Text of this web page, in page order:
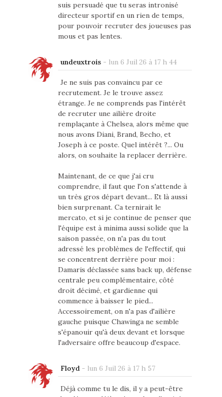
suis persuadé que tu seras intronisé
directeur sportif en un rien de temps,
pour pouvoir recruter des joueuses pas
mous et pas lentes.
undeuxtrois- lun 6 Juil 26 à 17 h 44
Je ne suis pas convaincu par ce
recrutement. Je le trouve assez
étrange. Je ne comprends pas l'intérêt
de recruter une ailière droite
remplaçante à Chelsea, alors même que
nous avons Diani, Brand, Becho, et
Joseph à ce poste. Quel intérêt ?... Ou
alors, on souhaite la replacer derrière.
Maintenant, de ce que j'ai cru
comprendre, il faut que l'on s'attende à
un très gros départ devant... Et là aussi
bien surprenant. Ca ternirait le
mercato, et si je continue de penser que
l'équipe est à minima aussi solide que la
saison passée, on n'a pas du tout
adressé les problèmes de l'effectif, qui
se concentrent derrière pour moi :
Damaris déclassée sans back up, défense
centrale peu complémentaire, côté
droit décimé, et gardienne qui
commence à baisser le pied...
Accessoirement, on n'a pas d'ailière
gauche puisque Chawinga ne semble
s'épanouir qu'à deux devant et lorsque
l'adversaire offre beaucoup d'espace.
Floyd- lun 6 Juil 26 à 17 h 57
Déjà comme tu le dis, il y a peut-être